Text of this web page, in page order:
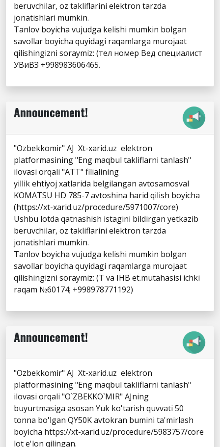
beruvchilar, oz takliflarini elektron tarzda
jonatishlari mumkin.
Tanlov boyicha vujudga kelishi mumkin bolgan
savollar boyicha quyidagi raqamlarga murojaat
qilishingizni soraymiz: (тел номер Вед специалист
УВиВЗ +998983606465.
Announcement!
"Ozbekkomir" AJ Xt-xarid.uz elektron
platformasining "Eng maqbul takliflarni tanlash"
ilovasi orqali "ATT" filialining
yillik ehtiyoj xatlarida belgilangan avtosamosval
KOMATSU HD 785-7 avtoshina harid qilish boyicha
(https://xt-xarid.uz/procedure/5971007/core)
Ushbu lotda qatnashish istagini bildirgan yetkazib
beruvchilar, oz takliflarini elektron tarzda
jonatishlari mumkin.
Tanlov boyicha vujudga kelishi mumkin bolgan
savollar boyicha quyidagi raqamlarga murojaat
qilishingizni soraymiz: (T va IHB et.mutahasisi ichki
raqam №60174; +998978771192)
Announcement!
"Ozbekkomir" AJ Xt-xarid.uz elektron
platformasining "Eng maqbul takliflarni tanlash"
ilovasi orqali "O`ZBEKKO`MIR" AJning
buyurtmasiga asosan Yuk ko'tarish quvvati 50
tonna bo'lgan QY50K avtokran bumini ta'mirlash
boyicha https://xt-xarid.uz/procedure/5983757/core
lot e'lon qilingan.